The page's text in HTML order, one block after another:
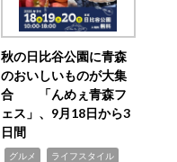
秋の日比谷公園に青森
のおいしいものが大集
合 「んめぇ青森フ
ェス」、9月18日から3
日間
グルメ ライフスタイル